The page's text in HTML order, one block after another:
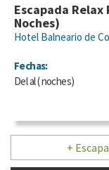
Escapada
Noches)
Hotel Balneario de
Fechas:
Delal(noches)
+